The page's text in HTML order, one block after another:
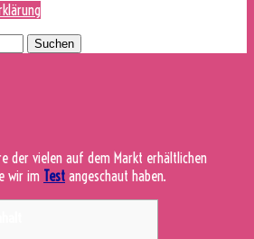
der vielen auf dem Markt erhältlichen
wir im Test angeschaut haben.